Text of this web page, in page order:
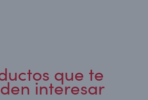
que te
interesar